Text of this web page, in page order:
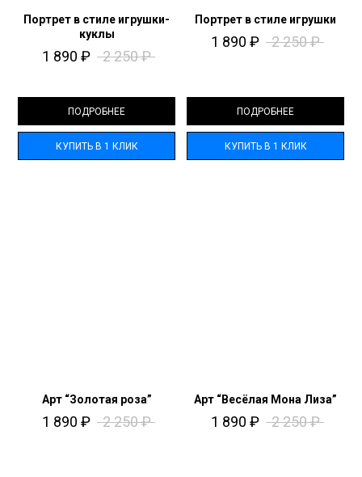
Портрет в стиле игрушки-
куклы
1 890 ₽ 2 250₽
ПОДРОБНЕЕ
КУПИТЬ В 1 КЛИК
Портрет в стиле игрушки
1 890 ₽ 2 250₽
ПОДРОБНЕЕ
КУПИТЬ В 1 КЛИК
Арт “Золотая роза”
1 890 ₽ 2 250₽
Арт “Весёлая Мона Лиза”
1 890 ₽ 2 250₽